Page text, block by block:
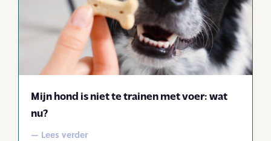
Mijn hond is niet te trainen met voer: wat
nu?
— Lees verder